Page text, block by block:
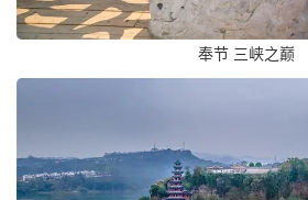
奉节 三峡之巅